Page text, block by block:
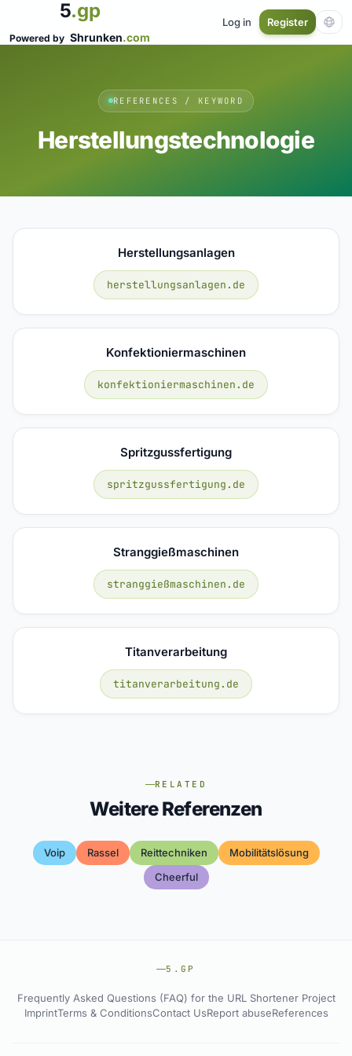
5.gp
Powered by Shrunken.com
Log in Register
REFERENCES / KEYWORD
Herstellungstechnologie
Herstellungsanlagen
herstellungsanlagen.de
Konfektioniermaschinen
konfektioniermaschinen.de
Spritzgussfertigung
spritzgussfertigung.de
Stranggießmaschinen
stranggießmaschinen.de
Titanverarbeitung
titanverarbeitung.de
RELATED
Weitere Referenzen
Voip Rassel Reittechniken
Mobilitätslösung
Cheerful
5.GP
Frequently Asked Questions (FAQ) for the URL Shortener Project
ImprintTerms & ConditionsContact UsReport abuseReferences